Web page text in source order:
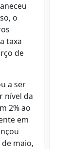
o
taxa
de
a ser
nível da
2% ao
em
maio,